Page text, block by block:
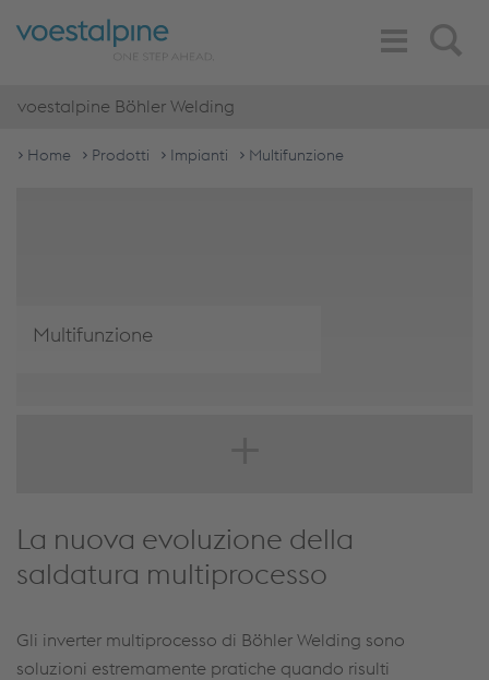
Search
Toggle
Navigation
voestalpine Böhler Welding
Home Prodotti Impianti Multifunzione
Multifunzione
La nuova evoluzione della
saldatura multiprocesso
Gli inverter multiprocesso di Böhler Welding sono
soluzioni estremamente pratiche quando risulti